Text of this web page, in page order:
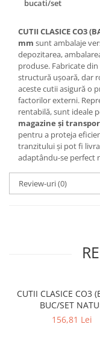
bucati/set
CUTII CLASICE CO3
mm sunt ambalaje
depozitarea,
produse. Fabricate din
structură ușoară, dar
aceste cutii asigură o
factorilor externi.
rentabilă, sunt ideale
magazine și
pentru a proteja
tranzitului și pot fi
adaptându-se perfect
Review-uri(0)
CUTII CLASICE CO3
BUC/SET
240x160x135
156,81 Lei